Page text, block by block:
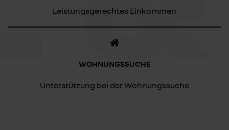
Leistungsgerechtes Einkommen
WOHNUNGSSUCHE
Unterstützung bei der Wohnungssuche